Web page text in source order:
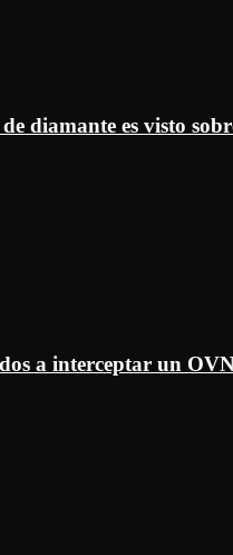
diamante es visto
a interceptar un